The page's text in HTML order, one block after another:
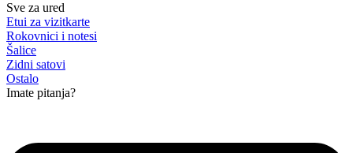
Sve za ured
Etui za vizitkarte
Rokovnici i notesi
Šalice
Zidni satovi
Ostalo
Imate pitanja?